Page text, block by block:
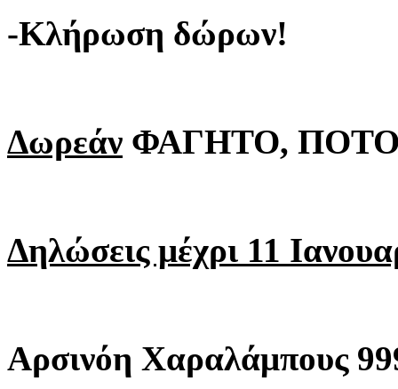
-Κλήρωση δώρων!
Δωρεάν ΦΑΓΗΤΟ, ΠΟΤΟ,
Δηλώσεις μέχρι 11
Αρσινόη Χαραλάμπους